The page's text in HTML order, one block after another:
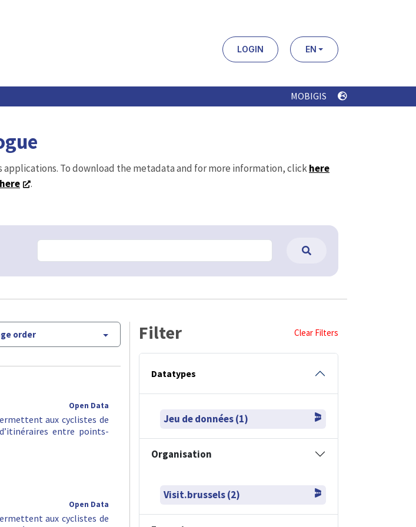
LOGIN EN
MOBIGIS
To download the metadata and for more information, clickhere
here .
order
Open Data
aux cyclistes de
entre points-
Open Data
aux cyclistes de
Filter Clear Filters
Datatypes
Jeu de données (1)
Organisation
Visit.brussels (2)